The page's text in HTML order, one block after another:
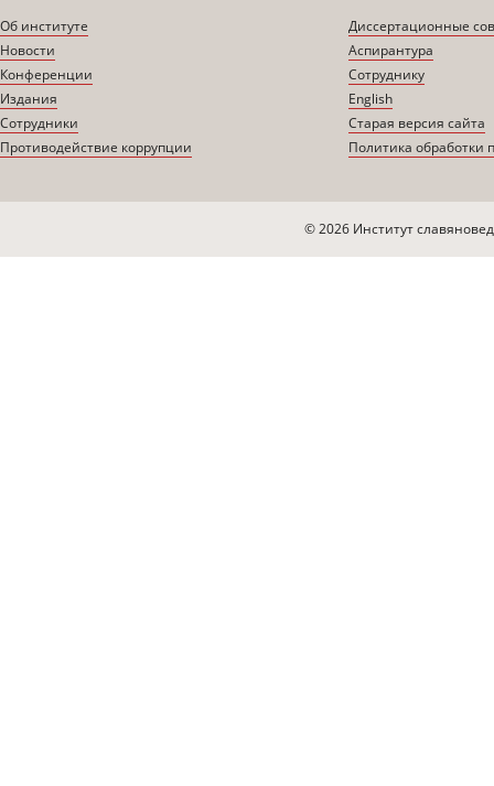
Об институте
Новости
Конференции
Издания
Сотрудники
Противодействие коррупции
Диссертационные
Аспирантура
Сотруднику
English
Старая версия сайта
Политика обработки
© 2026 Институт